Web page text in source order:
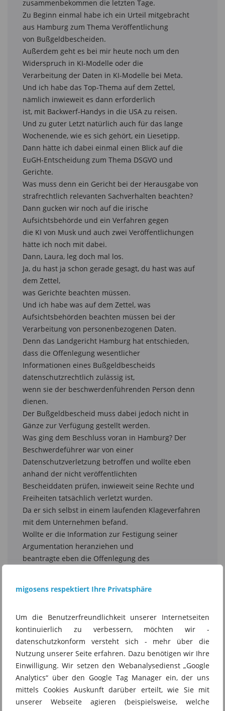
migosens respektiert Ihre Privatsphäre
Um die Benutzerfreundlichkeit unserer Internetseiten
kontinuierlich zu verbessern, möchten wir -
datenschutzkonform versteht sich - mehr über die
Nutzung unserer Seite erfahren. Dazu benötigen wir Ihre
Einwilligung. Wir setzen den Webanalysedienst „Google
Analytics“ über den Google Tag Manager ein, der uns
mittels Cookies Auskunft darüber erteilt, wie Sie mit
unserer Webseite agieren (beispielsweise, welche